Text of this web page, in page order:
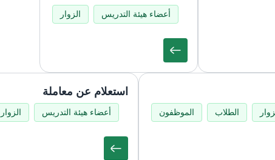
أعضاء هيئة التدريس الزوار
الطلاب الموظفون
استعلام عن معاملة
أعضاء هيئة التدريس الزوار